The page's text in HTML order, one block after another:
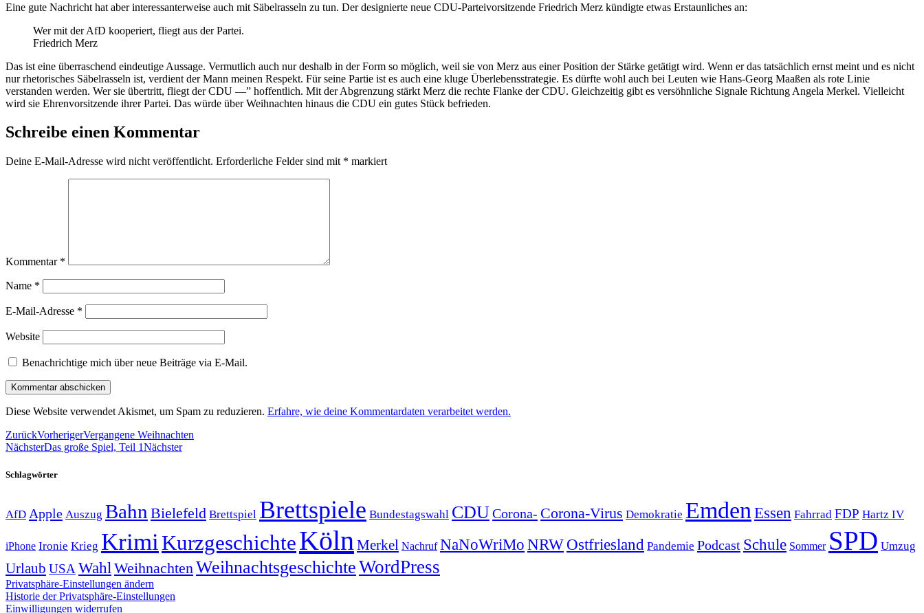
Eine gute Nachricht hat aber interessanterweise auch mit Säbelrasseln zu tun. Der designierte neue CDU-Parteivorsitzende Friedrich Merz kündigte etwas Erstaunliches an:
Wer mit der AfD kooperiert, fliegt aus der Partei.
Friedrich Merz
Das ist eine überraschend eindeutige Aussage. Vermutlich auch nur deshalb in der Form so möglich, weil sie von Merz aus einer Position der Stärke getätigt wird. Wenn er das tatsächlich ernst meint und es nicht
nur rhetorisches Säbelrasseln ist, verdient der Mann meinen Respekt. Für seine Partie ist es auch eine kluge Überlebensstrategie. Es dürfte wohl auch bei Leuten wie Hans-Georg Maaßen als rote Linie
verstanden werden. Wer sie übertritt, fliegt der CDU —” hoffentlich. Mit der Abgrenzung stärkt Merz die rechte Flanke der CDU. Gleichzeitig gibt es versöhnliche Signale Richtung Angela Merkel. Vielleicht
wird sie Ehrenvorsitzende ihrer Partei. Das würde über Weihnachten hinaus die CDU ein gutes Stück befrieden.
Schreibe einen Kommentar
Deine E-Mail-Adresse wird nicht veröffentlicht. Erforderliche Felder sind mit * markiert
Kommentar *
Name *
E-Mail-Adresse *
Website
Benachrichtige mich über neue Beiträge via E-Mail.
Diese Website verwendet Akismet, um Spam zu reduzieren. Erfahre, wie deine Kommentardaten verarbeitet werden.
ZurückVorherigerVergangene Weihnachten
NächsterDas große Spiel, Teil 1Nächster
Schlagwörter
AfD Apple Auszug Bahn Bielefeld Brettspiel Brettspiele Bundestagswahl CDUCorona- Corona-Virus Demokratie Emden Essen Fahrrad FDP Hartz IV
iPhone Ironie Krieg Krimi KurzgeschichteKöln Merkel Nachruf NaNoWriMo NRWOstfriesland Pandemie Podcast Schule Sommer SPD Umzug
Urlaub USA Wahl Weihnachten WeihnachtsgeschichteWordPress
Privatsphäre-Einstellungen ändern
Historie der Privatsphäre-Einstellungen
Einwilligungen widerrufen